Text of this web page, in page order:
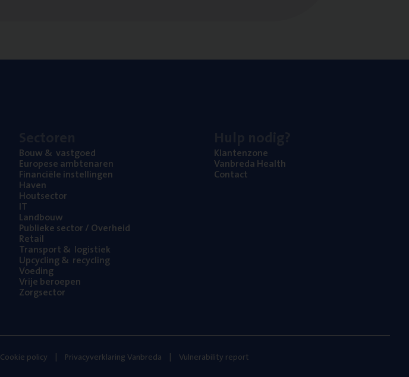
Bouw& vastgoed
Euro­pe­se ambtenaren
Finan­ci­ë­le instellingen
Haven
Hout­sec­tor
IT
Land­bouw
Publie­ke sec­tor / Overheid
Retail
Trans­port& logistiek
Upcy­cling& recycling
Voe­ding
Vrije beroe­pen
Zorg­sec­tor
Klan­ten­zo­ne
Van­b­re­da Health
Con­tact
Cookie policy Privacyverklaring Vanbreda Vulnerability report